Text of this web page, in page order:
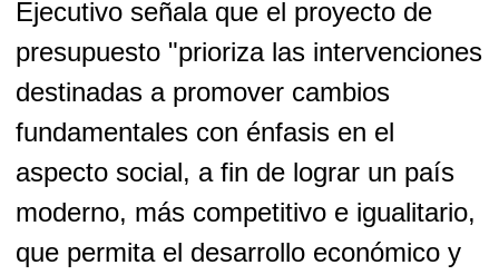
Ejecutivo señala que el proyecto de
presupuesto "prioriza las intervenciones
destinadas a promover cambios
fundamentales con énfasis en el
aspecto social, a fin de lograr un país
moderno, más competitivo e igualitario,
que permita el desarrollo económico y